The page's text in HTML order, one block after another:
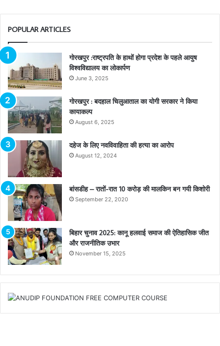
POPULAR ARTICLES
गोरखपुर :राष्ट्रपति के हाथों होगा प्रदेश के पहले आयुष
विश्वविद्यालय का लोकार्पण
June 3, 2025
गोरखपुर : बदहाल चिलुआताल का योगी सरकार ने किया
कायाकल्प
August 6, 2025
दहेज के लिए नवविवाहिता की हत्या का आरोप
August 12, 2024
बांसडीह – रातों-रात 10 करोड़ की मालकिन बन गयी किशोरी
September 22, 2020
बिहार चुनाव 2025: कानू हलवाई समाज की ऐतिहासिक जीत
और राजनीतिक उभार
November 15, 2025